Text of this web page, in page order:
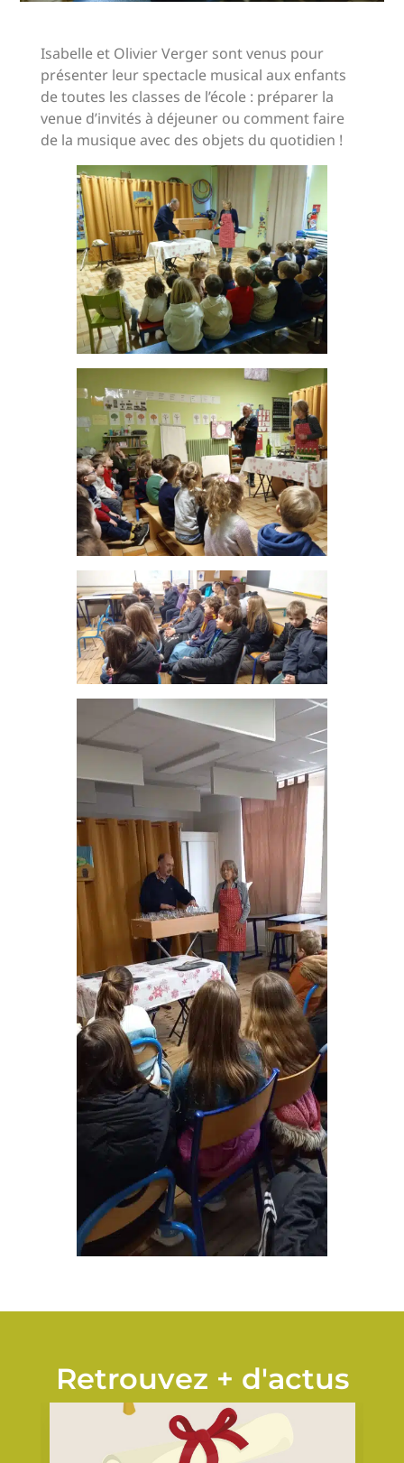
Isabelle et Olivier Verger sont venus pour
présenter leur spectacle musical aux enfants
de toutes les classes de l’école : préparer la
venue d’invités à déjeuner ou comment faire
de la musique avec des objets du quotidien !
Retrouvez + d'actus